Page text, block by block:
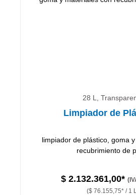
28 L,
Limpiador de
limpiador de plástico, goma
recubrimiento de
$ 2.132.361,00*
($ 76.155,75* / 1